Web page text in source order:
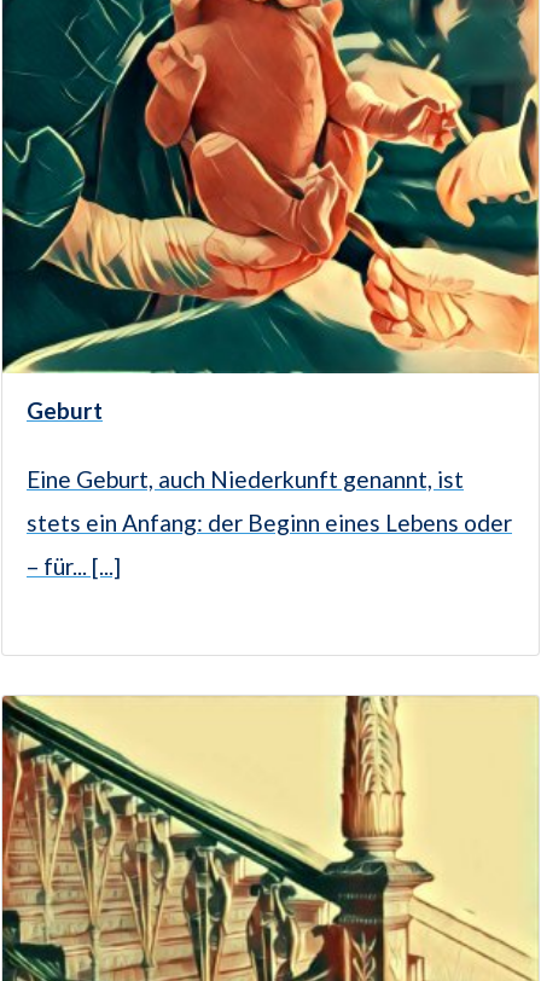
Geburt
Eine Geburt, auch Niederkunft genannt, ist
stets ein Anfang: der Beginn eines Lebens oder
– für... [...]